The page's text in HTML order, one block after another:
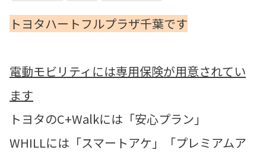
トヨタハートフルプラザ千葉です
電動モビリティには専用保険が用意されてい
ます
トヨタのC+Walkには「安心プラン」
WHILLには「スマートアケ」「プレミアムア